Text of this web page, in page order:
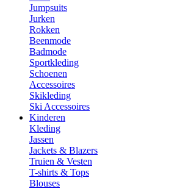
Jumpsuits
Jurken
Rokken
Beenmode
Badmode
Sportkleding
Schoenen
Accessoires
Skikleding
Ski Accessoires
Kinderen
Kleding
Jassen
Jackets & Blazers
Truien & Vesten
T-shirts & Tops
Blouses